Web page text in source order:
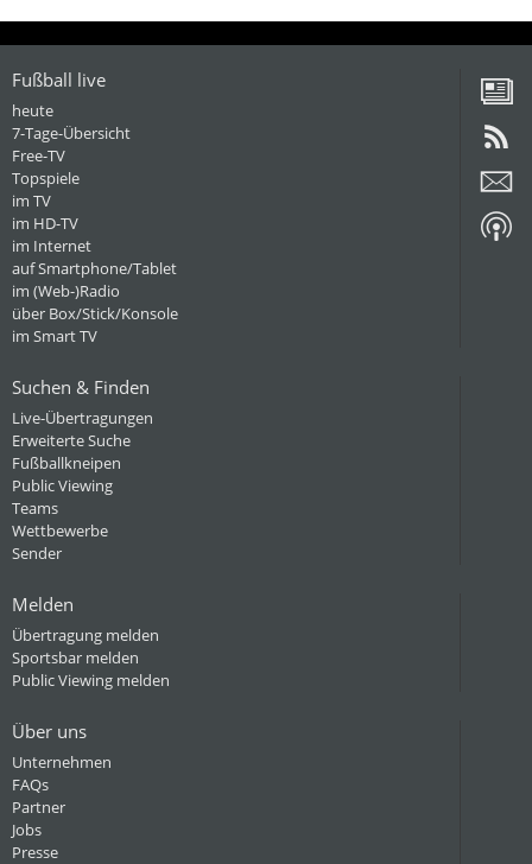
Fußball live
heute
7-Tage-Übersicht
Free-TV
Topspiele
im TV
im HD-TV
im Internet
auf Smartphone/Tablet
im (Web-)Radio
über Box/Stick/Konsole
im Smart TV
Suchen & Finden
Live-Übertragungen
Erweiterte Suche
Fußballkneipen
Public Viewing
Teams
Wettbewerbe
Sender
Melden
Übertragung melden
Sportsbar melden
Public Viewing melden
Über uns
Unternehmen
FAQs
Partner
Jobs
Presse